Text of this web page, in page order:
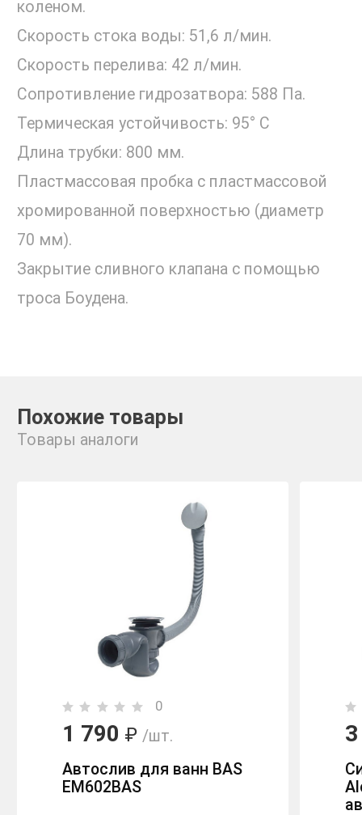
коленом.
Скорость стока воды: 51,6 л/мин.
Скорость перелива: 42 л/мин.
Сопротивление гидрозатвора: 588 Па.
Термическая устойчивость: 95° С
Длина трубки: 800 мм.
Пластмассовая пробка с пластмассовой
хромированной поверхностью (диаметр
70 мм).
Закрытие сливного клапана с помощью
троса Боудена.
Похожие товары
Товары аналоги
0
1 790 ₽ /шт.
Автослив для ванн BAS
EM602BAS